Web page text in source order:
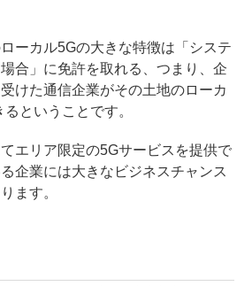
ーカル5Gの大きな特徴は「システ
合」に免許を取れる、つまり、企
けた通信企業がその土地のローカ
ということです。
エリア限定の5Gサービスを提供で
企業には大きなビジネスチャンス
ます。